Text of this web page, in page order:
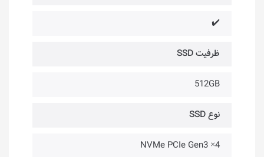
✔️
ظرفیت SSD
512GB
نوع SSD
NVMe PCIe Gen3 ×4